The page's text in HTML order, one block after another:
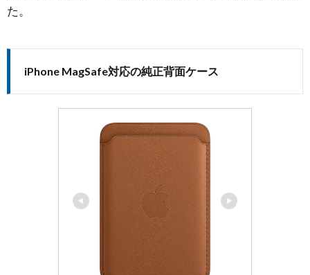
た。
iPhone MagSafe対応の純正背面ケース